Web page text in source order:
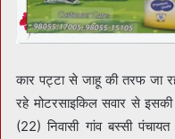
कार पट्टा से जाहू की तरफ जा
रहे मोटरसाइकिल सवार से
(22) निवासी गांव बस्सी